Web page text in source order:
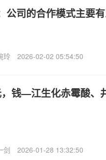
公司的合作模式主要
玲 2026-02-02 05:54:50
钱—江生化赤霉酸、
剑 2026-01-28 13:32:50